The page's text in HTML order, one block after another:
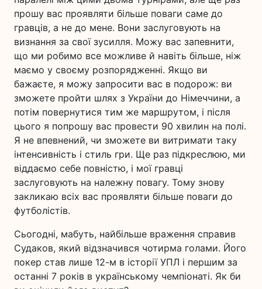
прошу вас проявляти більше поваги саме до
гравців, а не до мене. Вони заслуговують на
визнання за свої зусилля. Можу вас запевнити,
що ми робимо все можливе й навіть більше, ніж
маємо у своєму розпорядженні. Якщо ви
бажаєте, я можу запросити вас в подорож: ви
зможете пройти шлях з України до Німеччини, а
потім повернутися тим же маршрутом, і після
цього я попрошу вас провести 90 хвилин на полі.
Я не впевнений, чи зможете ви витримати таку
інтенсивність і стиль гри. Ще раз підкреслюю, ми
віддаємо себе повністю, і мої гравці
заслуговують на належну повагу. Тому знову
закликаю всіх вас проявляти більше поваги до
футболістів.
Сьогодні, мабуть, найбільше враження справив
Судаков, який відзначився чотирма голами. Його
покер став лише 12-м в історії УПЛ і першим за
останні 7 років в українському чемпіонаті. Як би